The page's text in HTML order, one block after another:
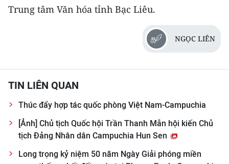
ESPAÑOL
Trung tâm Văn hóa tỉnh Bạc Liêu.
NGỌC LIÊN
TIN LIÊN QUAN
Thúc đẩy hợp tác quốc phòng Việt Nam-Campuchia
[Ảnh] Chủ tịch Quốc hội Trần Thanh Mẫn hội kiến Chủ
tịch Đảng Nhân dân Campuchia Hun Sen
Long trọng kỷ niệm 50 năm Ngày Giải phóng miền